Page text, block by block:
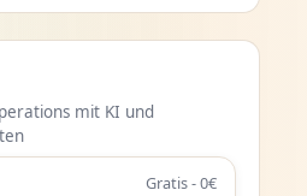
mit KI und
Gratis - 0€